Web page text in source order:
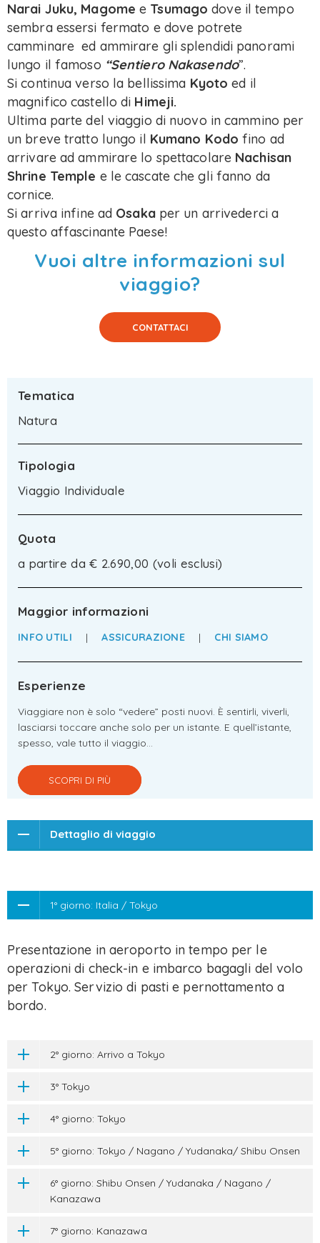
Narai Juku, Magome e Tsumago dove il tempo
sembra essersi fermato e dove potrete
camminare ed ammirare gli splendidi panorami
lungo il famoso “Sentiero Nakasendo”.
Si continua verso la bellissima Kyoto ed il
magnifico castello di Himeji.
Ultima parte del viaggio di nuovo in cammino per
un breve tratto lungo il Kumano Kodo fino ad
arrivare ad ammirare lo spettacolare Nachisan
Shrine Temple e le cascate che gli fanno da
cornice.
Si arriva infine ad Osakaper un arrivederci a
questo affascinante Paese!
Vuoi altre informazioni sul
viaggio?
CONTATTACI
Tematica
Natura
Tipologia
Viaggio Individuale
Quota
a partire da € 2.690,00 (voli esclusi)
Maggior informazioni
INFO UTILI | ASSICURAZIONE | CHI SIAMO
Esperienze
Viaggiare non è solo “vedere” posti nuovi. È sentirli, viverli,
lasciarsi toccare anche solo per un istante. E quell’istante,
spesso, vale tutto il viaggio…
SCOPRI DI PIÙ
Dettaglio di viaggio
1° giorno: Italia / Tokyo
Presentazione in aeroporto in tempo per le
operazioni di check-in e imbarco bagagli del volo
per Tokyo. Servizio di pasti e pernottamento a
bordo.
2° giorno: Arrivo a Tokyo
3° Tokyo
4° giorno: Tokyo
5° giorno: Tokyo / Nagano / Yudanaka/ Shibu Onsen
6° giorno: Shibu Onsen / Yudanaka / Nagano /
Kanazawa
7° giorno: Kanazawa